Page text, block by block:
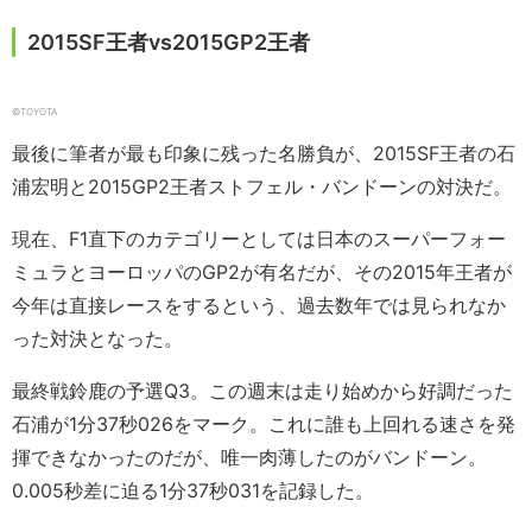
2015SF王者vs2015GP2王者
©︎TOYOTA
最後に筆者が最も印象に残った名勝負が、2015SF王者の石
浦宏明と2015GP2王者ストフェル・バンドーンの対決だ。
現在、F1直下のカテゴリーとしては日本のスーパーフォー
ミュラとヨーロッパのGP2が有名だが、その2015年王者が
今年は直接レースをするという、過去数年では見られなか
った対決となった。
最終戦鈴鹿の予選Q3。この週末は走り始めから好調だった
石浦が1分37秒026をマーク。これに誰も上回れる速さを発
揮できなかったのだが、唯一肉薄したのがバンドーン。
0.005秒差に迫る1分37秒031を記録した。